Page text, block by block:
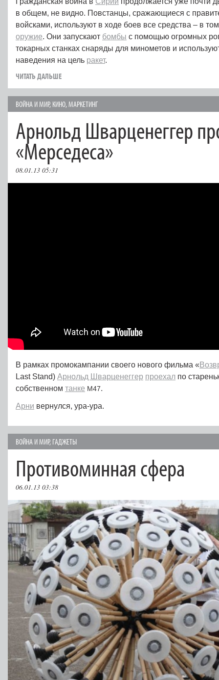
в общем, не видно. Повстанцы, сражающиеся с
войсками, используют в ходе боев все средства – в
оружие. Они запускают бомбы с помощью огромных
токарных станках снаряды для минометов и
наведения на цель ракет.
ЧИТАТЬ ДАЛЬШЕ
ВОЙНА И МИР, КИНО, МАРКЕТИНГ
Арнольд Шварценеггер
«Мерседеса»
08.01.13 05:31
В рамках промокампании своего нового фильма «
Last Stand) Арнольд Шварценеггер проехал по
собственном танке M47.
Арни вернулся, ура-ура.
ВОЙНА И МИР, ГAДЖЕТЫ
Противоминная сфера
06.01.13 03:38